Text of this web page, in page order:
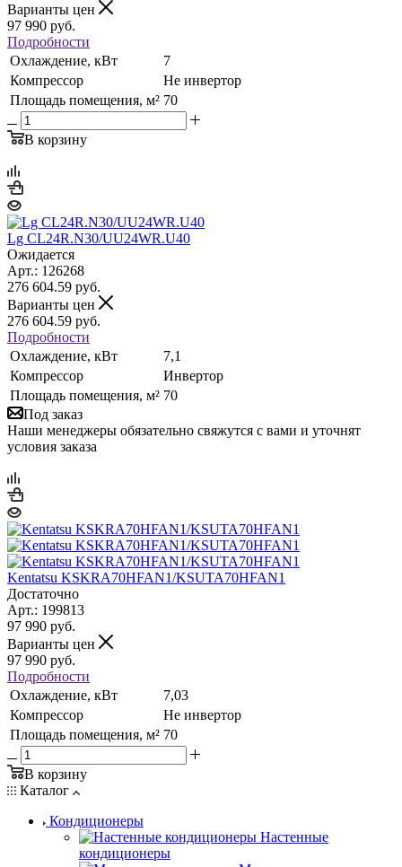
Варианты цен
97 990 руб.
Подробности
Охлаждение, кВт
7
Компрессор
Не инвертор
Площадь помещения, м² 70
В корзину
Lg CL24R.N30/UU24WR.U40
Ожидается
Арт.: 126268
276 604.59 руб.
Варианты цен
276 604.59 руб.
Подробности
Охлаждение, кВт
7,1
Компрессор
Инвертор
Площадь помещения, м² 70
Под заказ
Наши менеджеры обязательно свяжутся с вами и уточнят
условия заказа
Kentatsu KSKRA70HFAN1/KSUTA70HFAN1
Достаточно
Арт.: 199813
97 990 руб.
Варианты цен
97 990 руб.
Подробности
Охлаждение, кВт
7,03
Компрессор
Не инвертор
Площадь помещения, м² 70
В корзину
Каталог
Кондиционеры
Настенные
кондиционеры